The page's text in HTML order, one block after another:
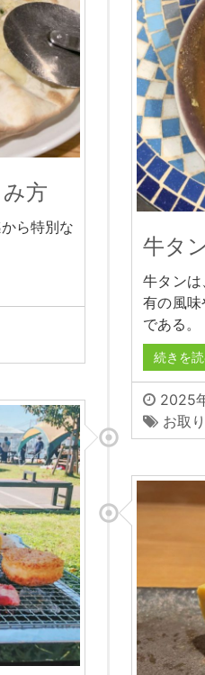
方
ら特別な
牛タ
牛タン
有の風
である。
続きを
2025
お取